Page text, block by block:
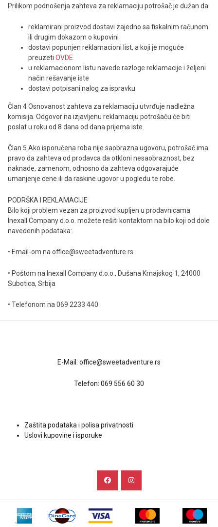
Prilikom podnošenja zahteva za reklamaciju potrošač je dužan da:
reklamirani proizvod dostavi zajedno sa fiskalnim računom
ili drugim dokazom o kupovini
dostavi popunjen reklamacioni list, a koji je moguće
preuzeti OVDE
u reklamacionom listu navede razloge reklamacije i željeni
način rešavanje iste
dostavi potpisani nalog za ispravku
Član 4 Osnovanost zahteva za reklamaciju utvrđuje nadležna
komisija. Odgovor na izjavljenu reklamaciju potrošaču će biti
poslat u roku od 8 dana od dana prijema iste.
Član 5 Ako isporučena roba nije saobrazna ugovoru, potrošač ima
pravo da zahteva od prodavca da otkloni nesaobraznost, bez
naknade, zamenom, odnosno da zahteva odgovarajuće
umanjenje cene ili da raskine ugovor u pogledu te robe.
PODRŠKA I REKLAMACIJE
Bilo koji problem vezan za proizvod kupljen u prodavnicama
Inexall Company d.o.o. možete rešiti kontaktom na bilo koji od dole
navedenih podataka:
• Email-om na office@sweetadventure.rs
• Poštom na Inexall Company d.o.o., Dušana Krnajskog 1, 24000
Subotica, Srbija
• Telefonom na 069 2233 440
E-Mail: office@sweetadventure.rs
Telefon: 069 556 60 30
Zaštita podataka i polisa privatnosti
Uslovi kupovine i isporuke